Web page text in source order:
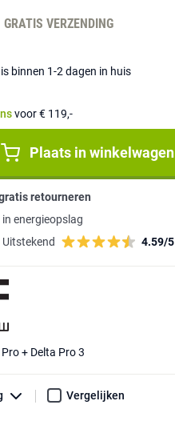
GRATIS VERZENDING
binnen 1-2 dagen in huis
voor € 119,-
Plaats in winkelwagen
retourneren
in energieopslag
Uitstekend 4.59/5
+ Delta Pro 3
Vergelijken